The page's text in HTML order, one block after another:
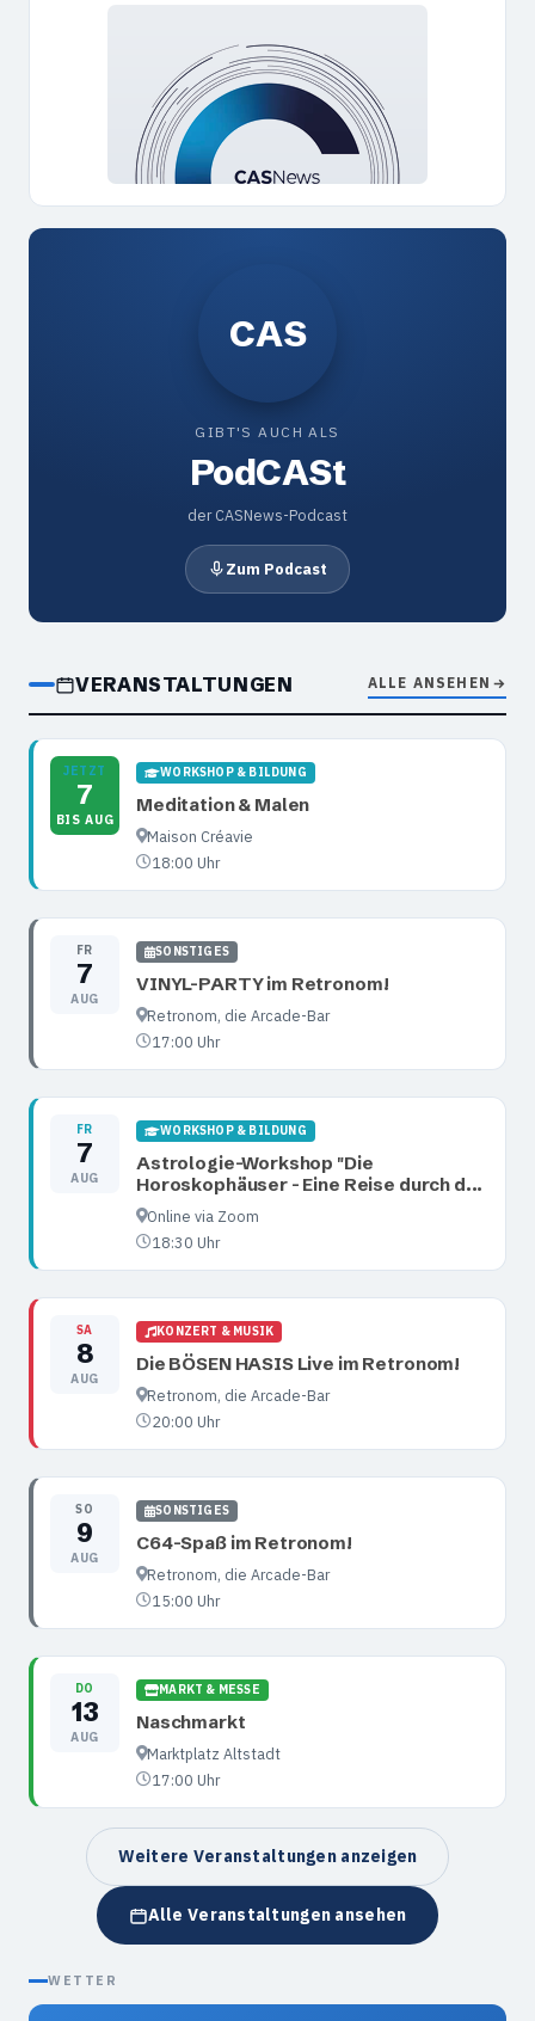
CAS
GIBT'S AUCH ALS
PodCASt
der CASNews-Podcast
Zum Podcast
VERANSTALTUNGEN ALLE ANSEHEN
JETZT
7
BIS AUG
WORKSHOP & BILDUNG
Meditation & Malen
Maison Créavie
18:00 Uhr
FR
7
AUG
SONSTIGES
VINYL-PARTY im Retronom!
Retronom, die Arcade-Bar
17:00 Uhr
FR
7
AUG
WORKSHOP & BILDUNG
Astrologie-Workshop "Die
Horoskophäuser - Eine Reise durch d...
Online via Zoom
18:30 Uhr
SA
8
AUG
KONZERT & MUSIK
Die BÖSEN HASIS Live im Retronom!
Retronom, die Arcade-Bar
20:00 Uhr
SO
9
AUG
SONSTIGES
C64-Spaß im Retronom!
Retronom, die Arcade-Bar
15:00 Uhr
DO
13
AUG
MARKT & MESSE
Naschmarkt
Marktplatz Altstadt
17:00 Uhr
Weitere Veranstaltungen anzeigen
Alle Veranstaltungen ansehen
WETTER